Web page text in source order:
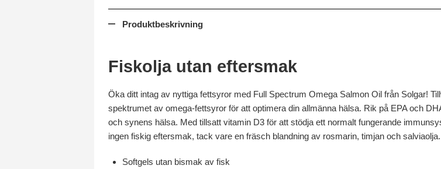
Produktbeskrivning
Fiskolja utan eftersmak
Öka ditt intag av nyttiga fettsyror med Full Spectrum Omega Salmon Oil från Solgar!
spektrumet av omega-fettsyror för att optimera din allmänna hälsa. Rik på EPA och
och synens hälsa. Med tillsatt vitamin D3 för att stödja ett normalt fungerande
ingen fiskig eftersmak, tack vare en fräsch blandning av rosmarin, timjan och salviaolja.
Softgels utan bismak av fisk